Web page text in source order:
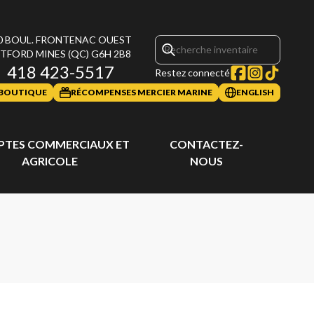
BOUL. FRONTENAC OUEST
MINES (QC) G6H 2B8
418 423-5517 Restez connecté
RÉCOMPENSES MERCIER MARINE ENGLISH
COMMERCIAUX ET
AGRICOLE
CONTACTEZ-
NOUS